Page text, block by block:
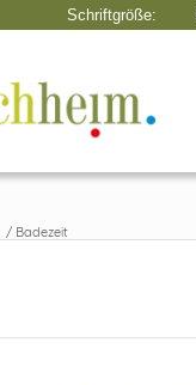
/ Badezeit